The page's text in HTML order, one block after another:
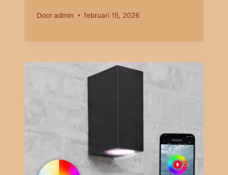
Dooradmin februari 15, 2026